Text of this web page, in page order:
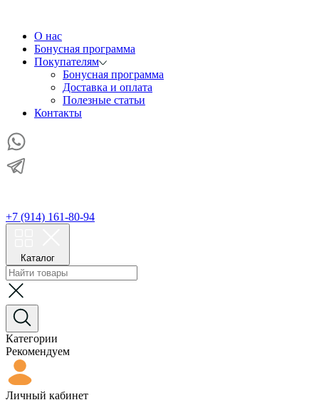
О нас
Бонусная программа
Покупателям
Бонусная программа
Доставка и оплата
Полезные статьи
Контакты
+7 (914) 161-80-94
Каталог
Категории
Рекомендуем
Личный кабинет